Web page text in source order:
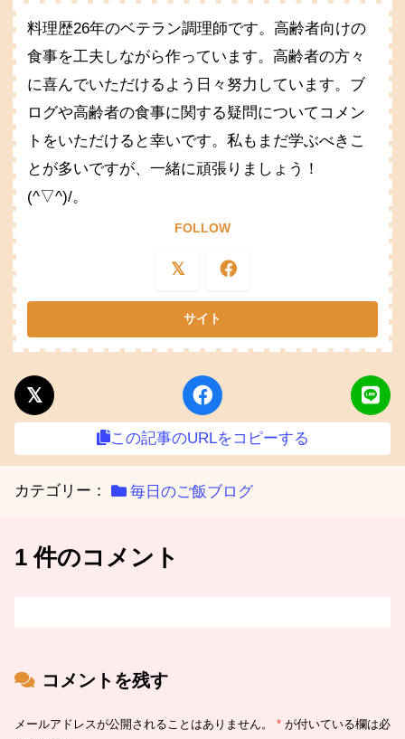
料理歴26年のベテラン調理師です。高齢者向けの
食事を工夫しながら作っています。高齢者の方々
に喜んでいただけるよう日々努力しています。ブ
ログや高齢者の食事に関する疑問についてコメン
トをいただけると幸いです。私もまだ学ぶべきこ
とが多いですが、一緒に頑張りましょう！
(^▽^)/。
FOLLOW
この記事のURLをコピーする
カテゴリー： 毎日のご飯ブログ
1 件のコメント
コメントを残す
メールアドレスが公開されることはありません。 * が付いている欄は必